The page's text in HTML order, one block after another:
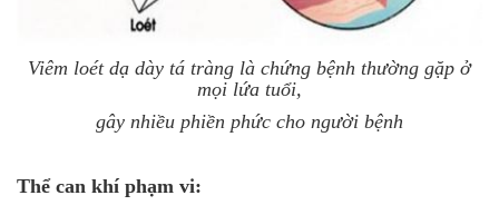
Viêm loét dạ dày tá tràng là chứng bệnh thường gặp ở
mọi lứa tuổi,
gây nhiều phiền phức cho người bệnh
Thể can khí phạm vi: